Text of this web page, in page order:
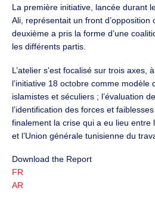
La première initiative, lancée durant
Ali, représentait un front d’opposition
deuxième a pris la forme d’une
les différents partis.
L’atelier s’est focalisé sur trois axes,
l’initiative 18 octobre comme modèle
islamistes et séculiers ; l’évaluation
l’identification des forces et
finalement la crise qui a eu lieu entre
et l’Union générale tunisienne du
Download the Report
FR
AR